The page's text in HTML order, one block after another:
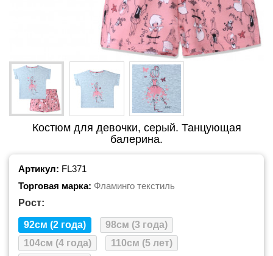
Костюм для девочки, серый. Танцующая
балерина.
Артикул: FL371
Торговая марка: Фламинго текстиль
Рост:
92см (2 года)
98см (3 года)
104см (4 года)
110см (5 лет)